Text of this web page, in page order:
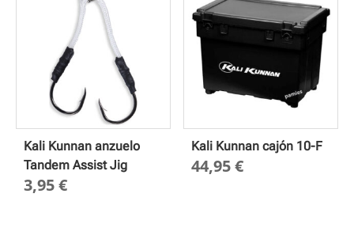
Kali Kunnan anzuelo
Tandem Assist Jig
3,95€
Kali Kunnan cajón 10-F
44,95€